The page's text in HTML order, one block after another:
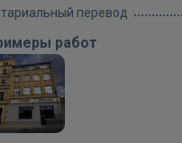
перевод
работ